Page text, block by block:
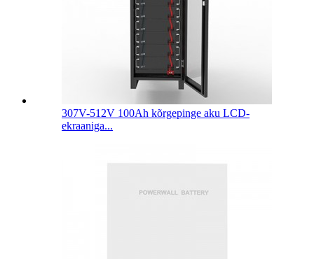
307V-512V 100Ah kõrgepinge aku LCD-
ekraaniga...